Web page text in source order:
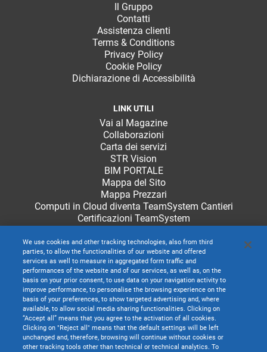
Il Gruppo
Contatti
Assistenza clienti
Terms & Conditions
Privacy Policy
Cookie Policy
Dichiarazione di Accessibilità
LINK UTILI
Vai al Magazine
Collaborazioni
Carta dei servizi
STR Vision
BIM PORTALE
Mappa del Sito
Mappa Prezzari
Computi in Cloud diventa TeamSystem Cantieri
Certificazioni TeamSystem
We use cookies and other tracking technologies, also from third
parties, to allow the functionalities of our website and offered
services as well to measure in aggregated form traffic and
performances of the website and of our services, as well as, on the
basis on your prior consent, to use data on your navigation activity to
improve performance, to personalise the browsing experience on the
basis of your preferences, to show targeted advertising and, where
available, to allow social media sharing functionalities. Clicking on
“Accept all” means that you agree to the activation of all cookies.
Clicking on "Reject all" means that the default settings will be left
unchanged and, therefore, browsing will continue without cookies or
other tracking tools other than technical or technical analytics. To